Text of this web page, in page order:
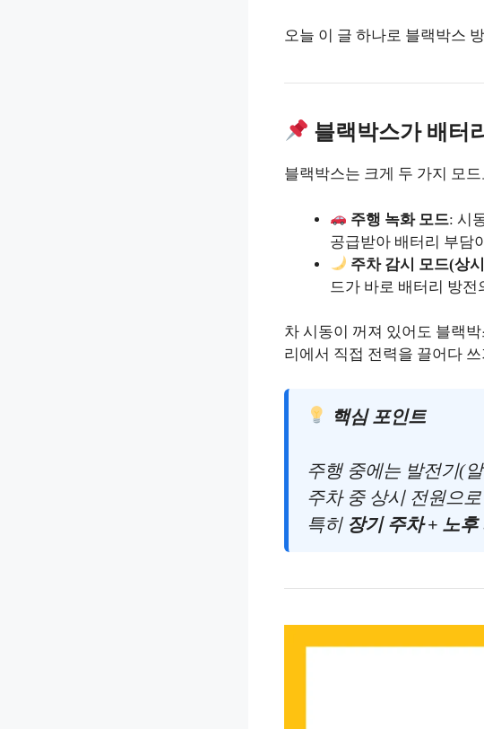
오늘 이 글 하나로 블랙박스
블랙박스가 배터
블랙박스는 크게 두 가지 모
주행 녹화 모드: 시
공급받아 배터리 부담
주차 감시 모드(상
드가 바로 배터리 방전
차 시동이 꺼져 있어도 블랙
리에서 직접 전력을 끌어다
핵심 포인트
주행 중에는 발전기(
주차 중 상시 전원으
특히 장기 주차 + 노후